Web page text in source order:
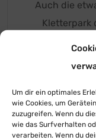
Um dir ein optimales
wie Cookies, um
zuzugreifen. Wenn du
wie das Surfverhalten
verarbeiten. Wenn du
Auch die
Kletterpark
in Thale oder
den schönen
Als